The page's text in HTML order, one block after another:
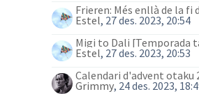
Estel, 27 des. 2023, 20:54
Migi to Dali [Temporada
Estel, 27 des. 2023, 20:53
Calendari d'advent otaku
Grimmy, 24 des. 2023,